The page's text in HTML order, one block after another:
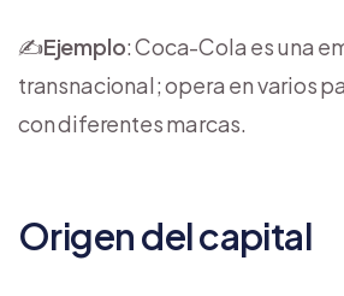
✍️Ejemplo: Coca-Cola es una
transnacional; opera en varios
con diferentes marcas.
Origen del capital